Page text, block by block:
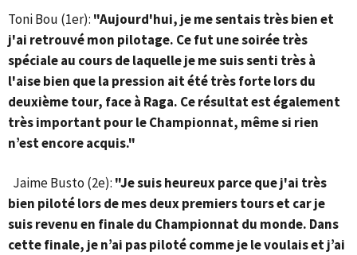
Toni Bou (1er): "Aujourd'hui, je me sentais très bien et
j'ai retrouvé mon pilotage. Ce fut une soirée très
spéciale au cours de laquelle je me suis senti très à
l'aise bien que la pression ait été très forte lors du
deuxième tour, face à Raga. Ce résultat est également
très important pour le Championnat, même si rien
n’est encore acquis."
Jaime Busto (2e): "Je suis heureux parce que j'ai très
bien piloté lors de mes deux premiers tours et car je
suis revenu en finale du Championnat du monde. Dans
cette finale, je n’ai pas piloté comme je le voulais et j’ai